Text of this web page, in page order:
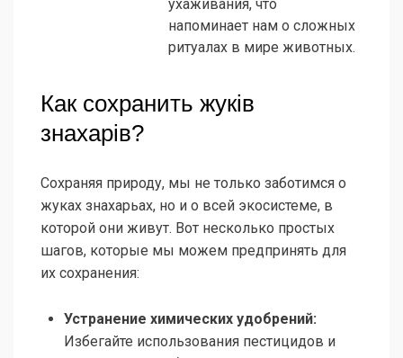
ухаживания, что
напоминает нам о сложных
ритуалах в мире животных.
Как сохранить жуків
знахарів?
Сохраняя природу, мы не только заботимся о
жуках знахарьах, но и о всей экосистеме, в
которой они живут. Вот несколько простых
шагов, которые мы можем предпринять для
их сохранения:
Устранение химических удобрений:
Избегайте использования пестицидов и